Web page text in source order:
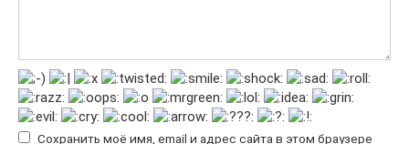
Сохранить моё имя, email и адрес сайта в этом браузере